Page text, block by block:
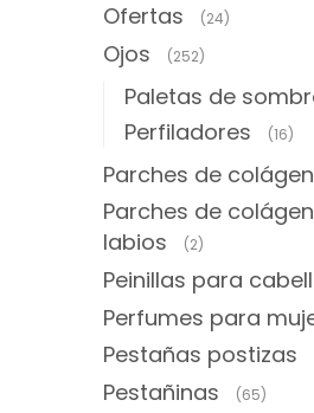
Ofertas (24)
Ojos (252)
Paletas de
Perfiladores (16)
Parches de
Parches de
labios
(2)
Peinillas para
Perfumes para
Pestañas postizas
Pestañinas (65)